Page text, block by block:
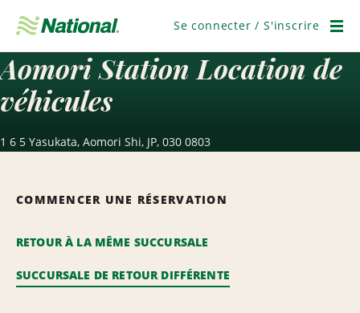
navigation
Se connecter / S'inscrire
Aomori Station Location de
véhicules
1 6 5 Yasukata, Aomori Shi, JP, 030 0803
COMMENCER UNE RÉSERVATION
RETOUR À LA MÊME SUCCURSALE
SUCCURSALE DE RETOUR DIFFÉRENTE